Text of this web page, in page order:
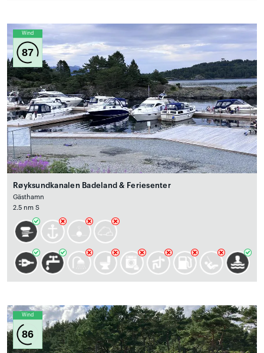
Wind
87
Røyksundkanalen Badeland & Feriesenter
Gästhamn
2.5 nm S
Wind
86